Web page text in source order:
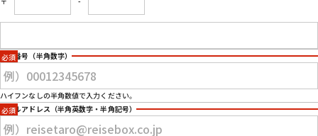
電話番号 （半角数字）
ハイフンなしの半角数値で入力ください。
メールアドレス （半角英数字・半角記号）